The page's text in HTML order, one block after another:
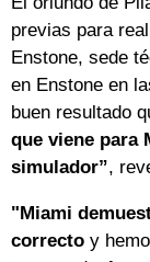
previas para
Enstone, sede
en Enstone en
buen resultado
que viene para
simulador”,
"Miami
correcto y